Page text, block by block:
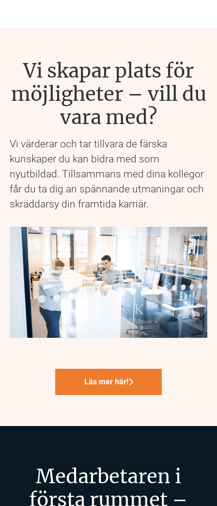
Vi skapar plats för
möjligheter – vill du
vara med?
Vi värderar och tar tillvara de färska
kunskaper du kan bidra med som
nyutbildad. Tillsammans med dina kollegor
får du ta dig an spännande utmaningar och
skräddarsy din framtida karriär.
Läs mer här!
Medarbetaren i
första rummet –